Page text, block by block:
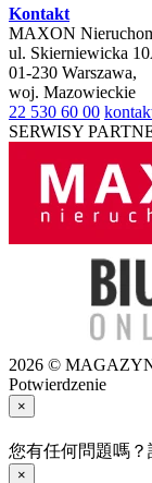
Kontakt
MAXON
ul. Skierniewicka
01-230 Warszawa,
woj. Mazowieckie
22 530 60 00
SERWISY
2026 ©
Potwierdzenie
×
您有任何問題嗎？
×